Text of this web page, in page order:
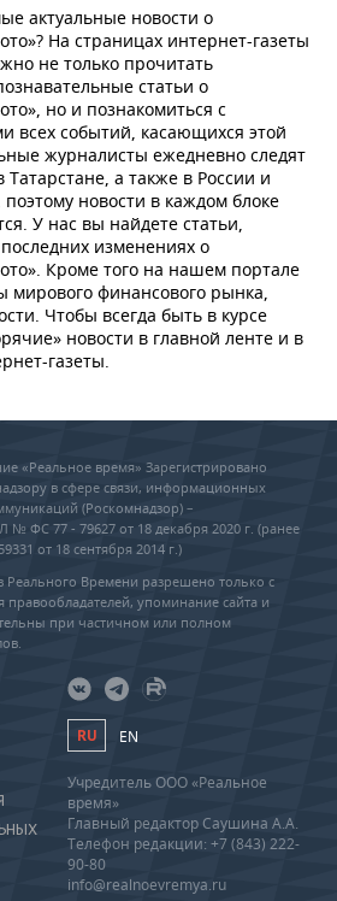
актуальные новости о
На страницах интернет-газеты
не только прочитать
статьи о
но и познакомиться с
всех событий, касающихся этой
журналисты ежедневно следят
а также в России и
новости в каждом блоке
У нас вы найдете статьи,
изменениях о
Кроме того на нашем портале
мирового финансового рынка,
Чтобы всегда быть в курсе
новости в главной ленте и в
газеты.
«Реальное время» Зарегистрировано
в сфере связи, информационных
(Роскомнадзор) –
ФС 77 - 79627 от 18 декабря 2020 г. (ранее
от 18 сентября 2014 г.)
Реального Времени разрешено только с
правообладателей, упоминание сайта и
при частичном или полном
RU EN
Учредитель ООО «Реальное
время»
Главный редактор Саушина А.А.
Телефон редакции: +7 (843) 222-
90-80
info@realnoevremya.ru